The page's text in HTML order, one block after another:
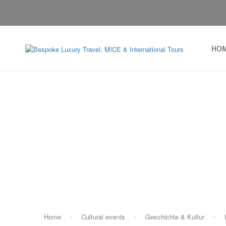
Home Cultural events Geschichte & Kultur